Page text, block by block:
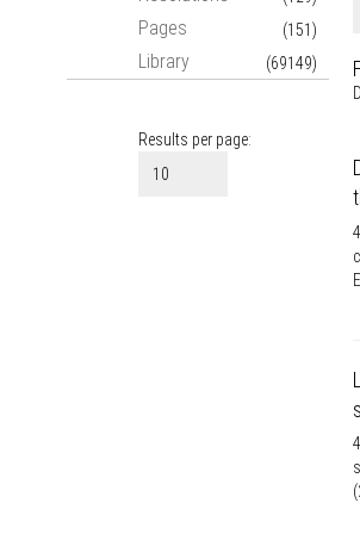
Bologna
New Media
Pages (151)
Library (69149)
Results per page: